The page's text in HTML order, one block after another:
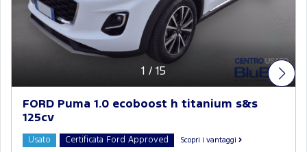
1 / 15
FORD Puma 1.0 ecoboost h titanium s&s
125cv
Usato Certificata Ford Approved Scopri i vantaggi